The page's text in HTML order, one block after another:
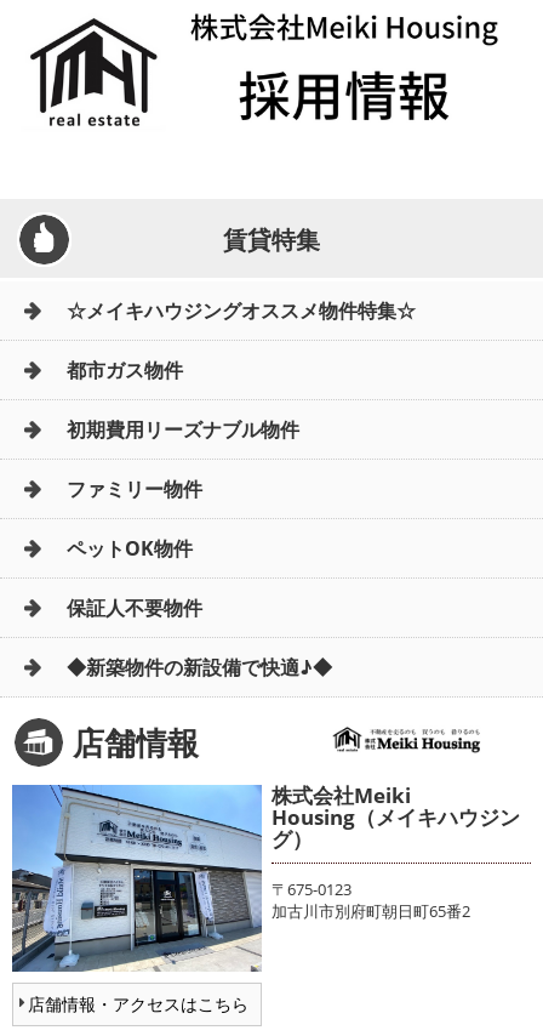
賃貸特集
☆メイキハウジングオススメ物件特集☆
都市ガス物件
初期費用リーズナブル物件
ファミリー物件
ペットOK物件
保証人不要物件
◆新築物件の新設備で快適♪◆
店舗情報
店舗情報・アクセスはこちら
株式会社Meiki
Housing（メイキハウジン
グ）
〒675-0123
加古川市別府町朝日町65番2